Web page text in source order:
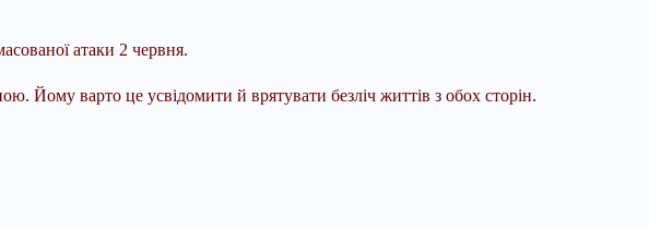
атаки 2 червня.
Йому варто це усвідомити й врятувати безліч життів з обох сторін.